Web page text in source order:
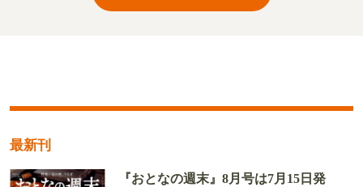
最新刊
『おとなの週末』8月号は7月15日発